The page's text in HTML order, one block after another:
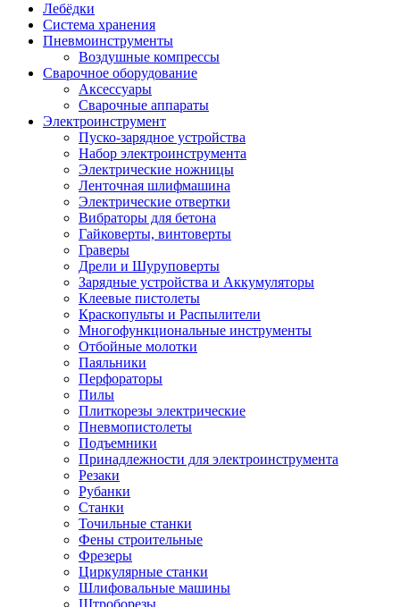
Лебёдки
Система хранения
Пневмоинструменты
Воздушные компрессы
Сварочное оборудование
Аксессуары
Сварочные аппараты
Электроинструмент
Пуско-зарядное устройства
Набор электроинструмента
Электрические ножницы
Ленточная шлифмашина
Электрические отвертки
Вибраторы для бетона
Гайковерты, винтоверты
Граверы
Дрели и Шуруповерты
Зарядные устройства и Аккумуляторы
Клеевые пистолеты
Краскопульты и Распылители
Многофункциональные инструменты
Отбойные молотки
Паяльники
Перфораторы
Пилы
Плиткорезы электрические
Пневмопистолеты
Подъемники
Принадлежности для электроинструмента
Резаки
Рубанки
Станки
Точильные станки
Фены строительные
Фрезеры
Циркулярные станки
Шлифовальные машины
Штроборезы